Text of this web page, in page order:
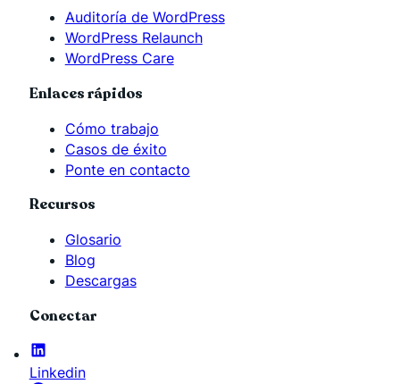
Auditoría de WordPress
WordPress Relaunch
WordPress Care
Enlaces rápidos
Cómo trabajo
Casos de éxito
Ponte en contacto
Recursos
Glosario
Blog
Descargas
Conectar
Linkedin